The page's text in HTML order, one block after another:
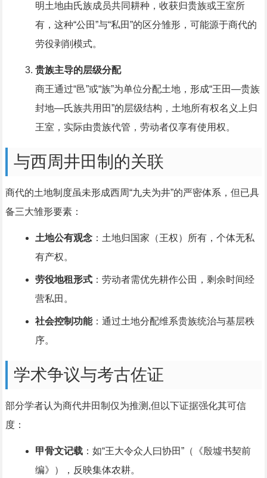
明土地由氏族成员共同耕种，收获归贵族或王室所
有，这种“公田”与“私田”的区分雏形，可能源于商代的
劳役剥削模式。
贵族主导的层级分配
商王通过“邑”或“族”为单位分配土地，形成“王田—贵族
封地—氏族共用田”的层级结构，土地所有权名义上归
王室，实际由贵族代管，劳动者仅享有使用权。
与西周井田制的关联
商代的土地制度虽未形成西周“九夫为井”的严密体系，但已具
备三大雏形要素：
土地公有观念：土地归国家（王权）所有，个体无私
有产权。
劳役地租形式：劳动者需优先耕作公田，剩余时间经
营私田。
社会控制功能：通过土地分配维系贵族统治与基层秩
序。
学术争议与考古佐证
部分学者认为商代井田制仅为推测,但以下证据强化其可信
度：
甲骨文记载：如“王大令众人曰协田”（《殷墟书契前
编》），反映集体农耕。